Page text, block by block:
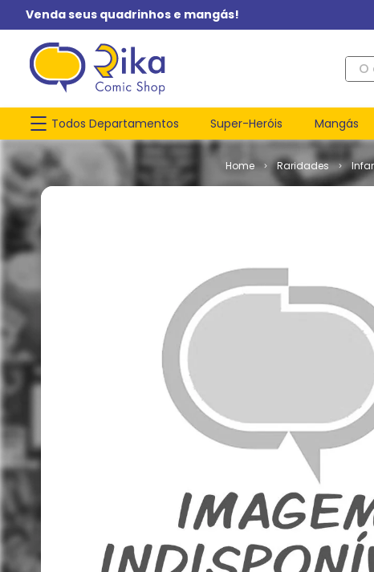
Venda seus quadrinhos e mangás!
O
Todos Departamentos Super-Heróis Mangás
Raridades